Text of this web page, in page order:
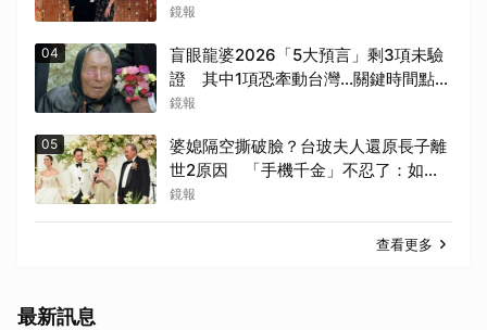
變+1
鏡報
04
盲眼龍婆2026「5大預言」剩3項未驗
證 其中1項恐牽動台灣...關鍵時間點曝
光
鏡報
05
婆媳隔空撕破臉？台玻夫人還原長子離
世2原因 「手機千金」不忍了：如其
說還需要離開嗎？
鏡報
查看更多
最新訊息